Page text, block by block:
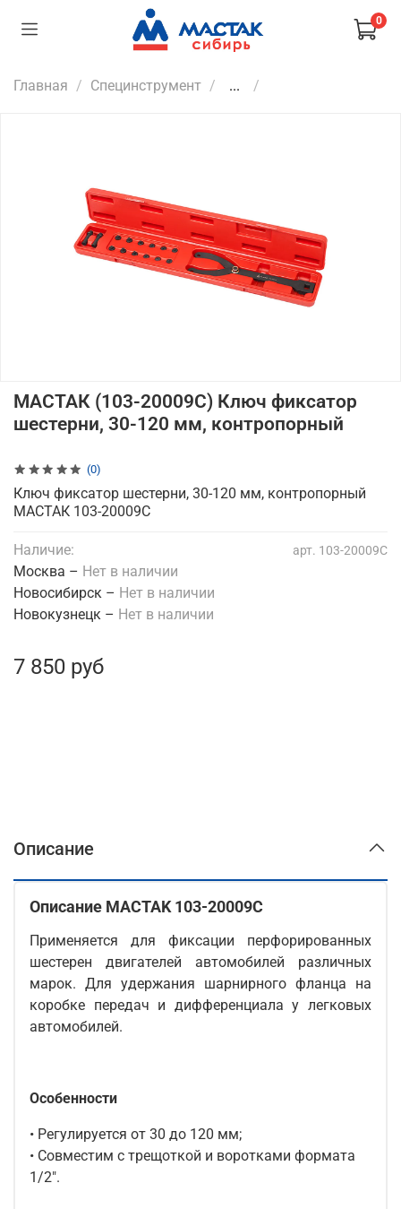
0
Главная Специнструмент ...
(0)
арт. 103-20009C
МАСТАК (103-20009C) Ключ фиксатор
шестерни, 30-120 мм, контропорный
7 850 руб
Наличие:
Москва – Нет в наличии
Новосибирск – Нет в наличии
Новокузнецк – Нет в наличии
Ключ фиксатор шестерни, 30-120 мм, контропорный
МАСТАК 103-20009C
Описание
Описание MACTAK 103-20009C
Применяется для фиксации перфорированных
шестерен двигателей автомобилей различных
марок. Для удержания шарнирного фланца на
коробке передач и дифференциала у легковых
автомобилей.
Особенности
• Регулируется от 30 до 120 мм;
• Совместим с трещоткой и воротками формата
1/2".